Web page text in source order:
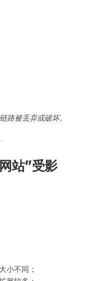
路被丢弃或破坏。
站”受影
小不同；